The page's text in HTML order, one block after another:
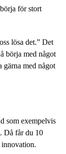
för stort
lösa det.” Det
börja med något
gärna med något
som exempelvis
Då får du 10